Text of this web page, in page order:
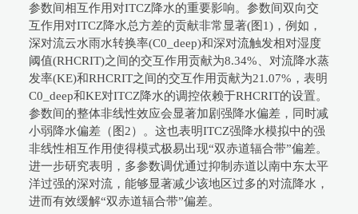
参数间相互作用对ITCZ降水的重要影响。参数间双向交
互作用对ITCZ降水总方差的贡献非常显著(图1)，例如，
深对流云水雨水转换率(C0_deep)和深对流触发相对湿度
阈值(RHCRIT)之间的交互作用贡献为8.34%、对流降水蒸
发率(KE)和RHCRIT之间的交互作用贡献为21.07%，表明
C0_deep和KE对ITCZ降水的调控依赖于RHCRIT的设置。
参数间的整体非线性效应会显著加剧强降水偏差，同时减
小弱降水偏差（图2）。这也表明ITCZ强降水模拟中的强
非线性相互作用使得模式极易出现“双赤道辐合带”偏差。
进一步研究表明，多参数调优通过抑制赤道以南中东太平
洋过强的深对流，能够显著减少该地区过多的对流降水，
进而有效缓解“双赤道辐合带”偏差。